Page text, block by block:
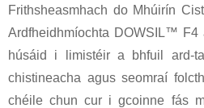
Frithsheasmhach do Mhúirín
Ardfheidhmíochta DOWSIL™ F4
húsáid i limistéir a bhfuil ard-
chistineacha agus seomraí
chéile chun cur i gcoinne fás